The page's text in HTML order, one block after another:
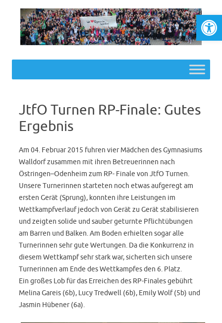
JtfO Turnen RP-Finale: Gutes
Ergebnis
Am 04. Februar 2015 fuhren vier Mädchen des Gymnasiums
Walldorf zusammen mit ihren Betreuerinnen nach
Östringen–Odenheim zum RP- Finale von JtfO Turnen.
Unsere Turnerinnen starteten noch etwas aufgeregt am
ersten Gerät (Sprung), konnten ihre Leistungen im
Wettkampfverlauf jedoch von Gerät zu Gerät stabilisieren
und zeigten solide und sauber geturnte Pflichtübungen
am Barren und Balken. Am Boden erhielten sogar alle
Turnerinnen sehr gute Wertungen. Da die Konkurrenz in
diesem Wettkampf sehr stark war, sicherten sich unsere
Turnerinnen am Ende des Wettkampfes den 6. Platz.
Ein großes Lob für das Erreichen des RP-Finales gebührt
Melina Gareis (6b), Lucy Tredwell (6b), Emily Wolf (5b) und
Jasmin Hübener (6a).